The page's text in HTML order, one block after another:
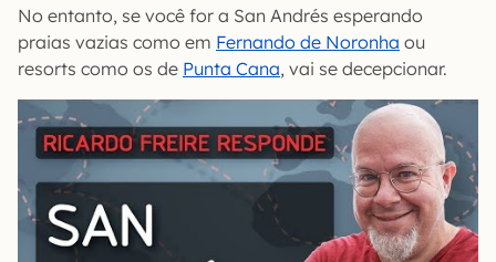
No entanto, se você for a San Andrés esperando
praias vazias como em Fernando de Noronha ou
resorts como os de Punta Cana, vai se decepcionar.